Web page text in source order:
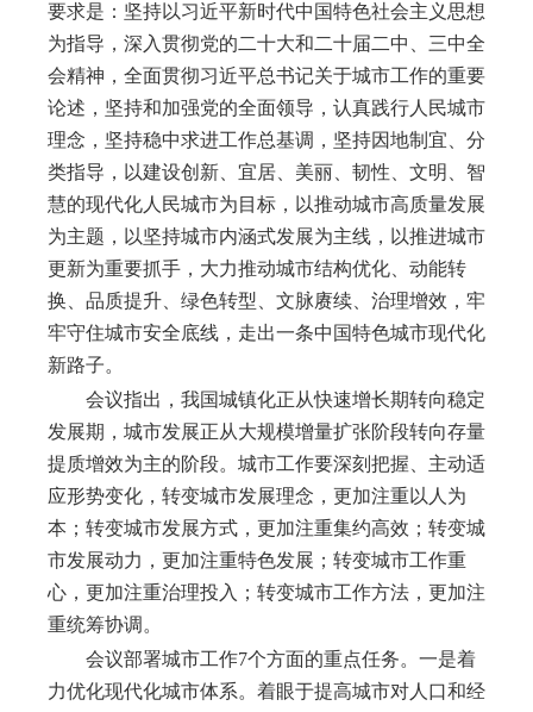
要求是：坚持以习近平新时代中国特色社会主义思想
为指导，深入贯彻党的二十大和二十届二中、三中全
会精神，全面贯彻习近平总书记关于城市工作的重要
论述，坚持和加强党的全面领导，认真践行人民城市
理念，坚持稳中求进工作总基调，坚持因地制宜、分
类指导，以建设创新、宜居、美丽、韧性、文明、智
慧的现代化人民城市为目标，以推动城市高质量发展
为主题，以坚持城市内涵式发展为主线，以推进城市
更新为重要抓手，大力推动城市结构优化、动能转
换、品质提升、绿色转型、文脉赓续、治理增效，牢
牢守住城市安全底线，走出一条中国特色城市现代化
新路子。
会议指出，我国城镇化正从快速增长期转向稳定
发展期，城市发展正从大规模增量扩张阶段转向存量
提质增效为主的阶段。城市工作要深刻把握、主动适
应形势变化，转变城市发展理念，更加注重以人为
本；转变城市发展方式，更加注重集约高效；转变城
市发展动力，更加注重特色发展；转变城市工作重
心，更加注重治理投入；转变城市工作方法，更加注
重统筹协调。
会议部署城市工作7个方面的重点任务。一是着
力优化现代化城市体系。着眼于提高城市对人口和经